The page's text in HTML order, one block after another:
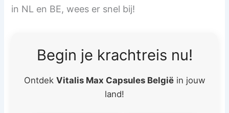
in NL en BE, wees er snel bij!
Begin je krachtreis nu!
Ontdek Vitalis Max Capsules Belgiëin jouw
land!